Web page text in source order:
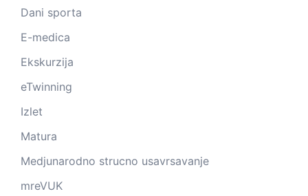
Dani sporta
E-medica
Ekskurzija
eTwinning
Izlet
Matura
Medjunarodno strucno usavrsavanje
mreVUK